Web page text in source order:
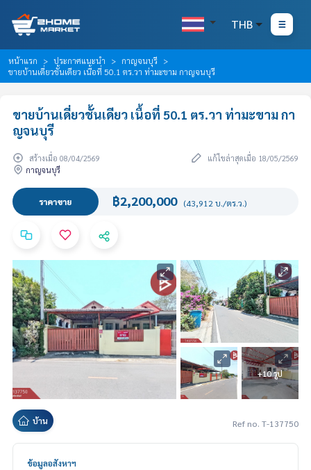
THB
หน้าแรก ประกาศแนะนำ
กาญจนบุรี
ขายบ้านเดี่ยวชั้นเดียว เนื้อที่ 50.1 ตร.วา ท่ามะขาม กาญจนบุรี
ขายบ้านเดี่ยวชั้นเดียว เนื้อที่ 50.1 ตร.วา ท่ามะขาม กา
ญจนบุรี
สร้างเมื่อ 08/04/2569
แก้ไขล่าสุดเมื่อ 18/05/2569
กาญจนบุรี
ราคาขาย ฿2,200,000 (43,912 บ./ตร.ว.)
+10 รูป
บ้าน Ref no. T-137750
ข้อมูลอสังหาฯ